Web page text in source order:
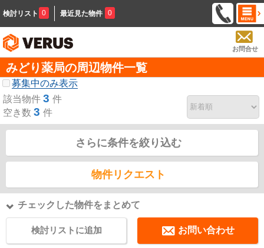
検討リスト 0 最近見た物件 0
お問合せ
みどり薬局の周辺物件一覧
募集中のみ表示
該当物件 3 件
空き数 3 件
さらに条件を絞り込む
物件リクエスト
チェックした物件をまとめて
検討リストに追加 お問い合わせ